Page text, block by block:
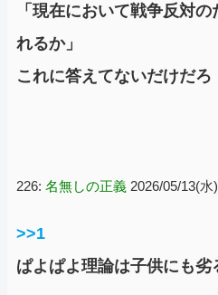
「現在において戦争反対
れるか」
これに答えてないだけだろ
226: 名無しの正義 2026/05/13(
>>1
ぱよぱよ理論は子供にも劣